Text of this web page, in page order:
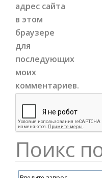
адрес сайта
в этом
браузере
для
последующих
моих
комментариев.
Поикс